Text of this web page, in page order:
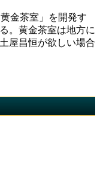
金茶室」を開発す
。黄金茶室は地方に
屋昌恒が欲しい場合